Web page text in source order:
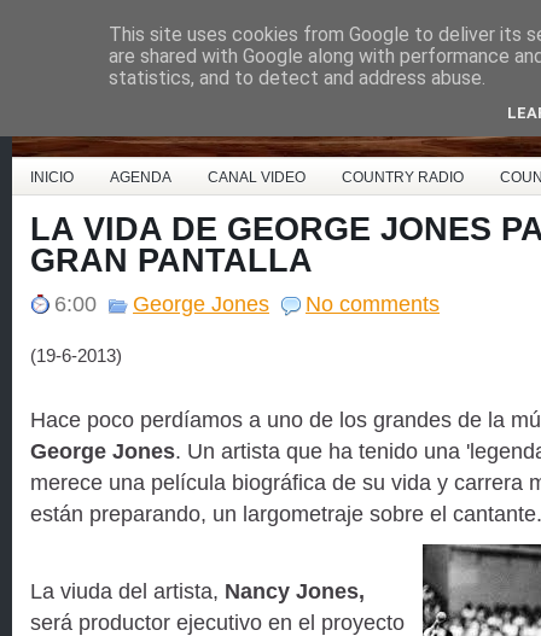
Country Music España
INICIO AGENDA CANAL VIDEO COUNTRY RADIO
LA VIDA DE GEORGE JONES
GRAN PANTALLA
6:00 George Jones No comments
(19-6-2013)
Hace poco perdíamos a uno de los grandes de la
George Jones. Un artista que ha tenido una
merece una película biográfica de su vida y carrera
están preparando, un largometraje sobre el cantante.
La viuda del artista, Nancy Jones,
será productor ejecutivo en el proyecto
This site uses cookies from Google to deliver its
are shared with Google along with performance
statistics, and to detect and address abuse.